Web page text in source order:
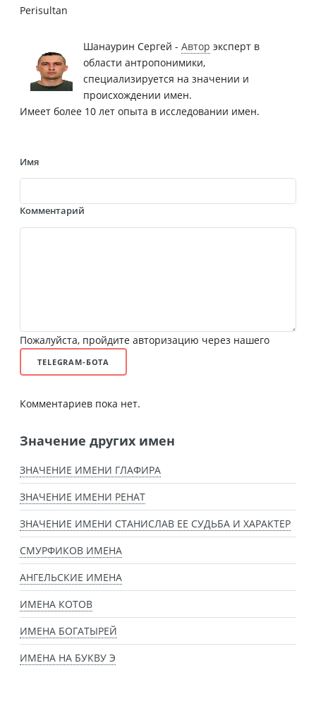
Perisultan
Шанаурин Сергей - Автор эксперт в
области антропонимики,
специализируется на значении и
происхождении имен.
Имеет более 10 лет опыта в исследовании имен.
Имя
Комментарий
Пожалуйста, пройдите авторизацию через нашего
TELEGRAM-БОТА
Комментариев пока нет.
Значение других имен
ЗНАЧЕНИЕ ИМЕНИ ГЛАФИРА
ЗНАЧЕНИЕ ИМЕНИ РЕНАТ
ЗНАЧЕНИЕ ИМЕНИ СТАНИСЛАВ ЕЕ СУДЬБА И ХАРАКТЕР
СМУРФИКОВ ИМЕНА
АНГЕЛЬСКИЕ ИМЕНА
ИМЕНА КОТОВ
ИМЕНА БОГАТЫРЕЙ
ИМЕНА НА БУКВУ Э